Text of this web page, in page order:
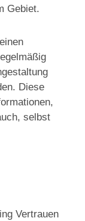
Gebiet.
Diese
selbst
Vertrauen